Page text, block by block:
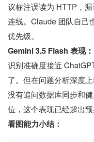
议标注误读为 HTTP，
连线。Claude 团队自己
优先级。
Gemini 3.5 Flash 表现：
识别准确度接近
了。但在问题分析深度
没有追问数据库同步和
位，这个表现已经超出预
看图能力小结：